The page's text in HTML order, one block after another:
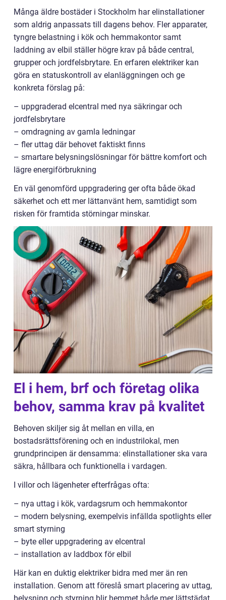
Många äldre bostäder i Stockholm har elinstallationer
som aldrig anpassats till dagens behov. Fler apparater,
tyngre belastning i kök och hemmakontor samt
laddning av elbil ställer högre krav på både central,
grupper och jordfelsbrytare. En erfaren elektriker kan
göra en statuskontroll av elanläggningen och ge
konkreta förslag på:
– uppgraderad elcentral med nya säkringar och
jordfelsbrytare
– omdragning av gamla ledningar
– fler uttag där behovet faktiskt finns
– smartare belysningslösningar för bättre komfort och
lägre energiförbrukning
En väl genomförd uppgradering ger ofta både ökad
säkerhet och ett mer lättanvänt hem, samtidigt som
risken för framtida störningar minskar.
El i hem, brf och företag olika
behov, samma krav på kvalitet
Behoven skiljer sig åt mellan en villa, en
bostadsrättsförening och en industrilokal, men
grundprincipen är densamma: elinstallationer ska vara
säkra, hållbara och funktionella i vardagen.
I villor och lägenheter efterfrågas ofta:
– nya uttag i kök, vardagsrum och hemmakontor
– modern belysning, exempelvis infällda spotlights eller
smart styrning
– byte eller uppgradering av elcentral
– installation av laddbox för elbil
Här kan en duktig elektriker bidra med mer än ren
installation. Genom att föreslå smart placering av uttag,